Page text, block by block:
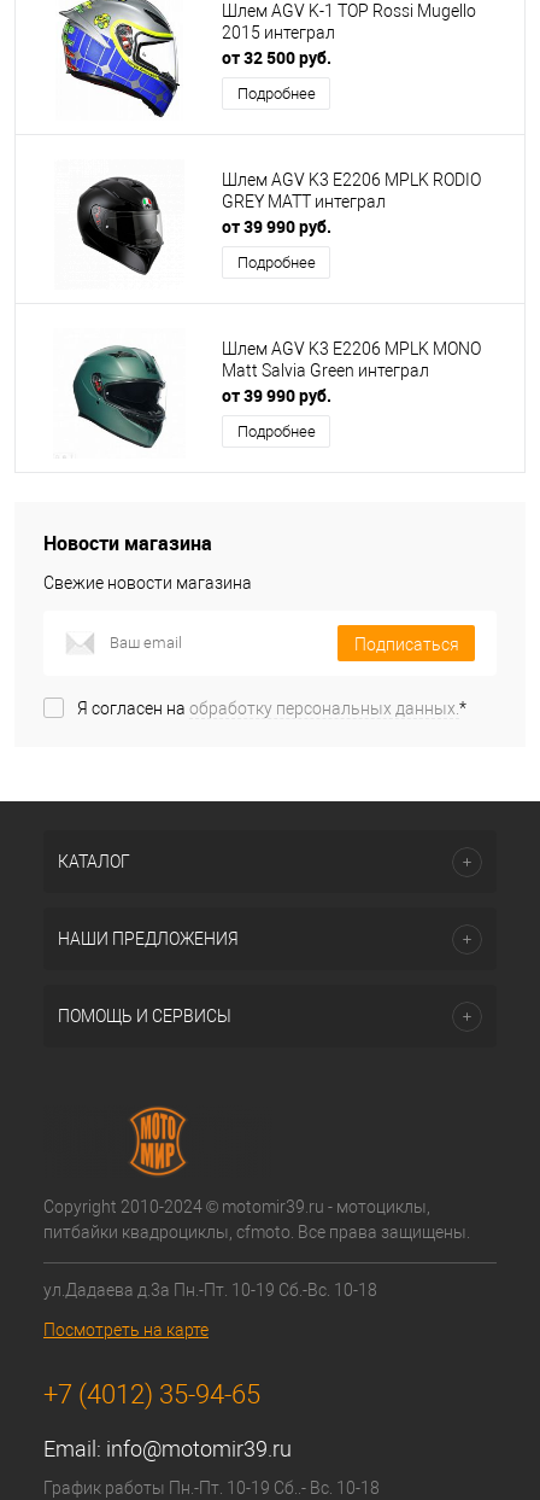
Шлем AGV K-1 TOP Rossi Mugello
2015 интеграл
от 32 500 руб.
Подробнее
Шлем AGV K3 E2206 MPLK RODIO
GREY MATT интеграл
от 39 990 руб.
Подробнее
Шлем AGV K3 E2206 MPLK MONO
Matt Salvia Green интеграл
от 39 990 руб.
Подробнее
Новости магазина
Свежие новости магазина
Подписаться
Я согласен на обработку персональных данных.*
КАТАЛОГ
НАШИ ПРЕДЛОЖЕНИЯ
ПОМОЩЬ И СЕРВИСЫ
Copyright 2010-2024 © motomir39.ru - мотоциклы,
питбайки квадроциклы, cfmoto. Все права защищены.
ул.Дадаева д.3а Пн.-Пт. 10-19 Сб.-Вс. 10-18
Посмотреть на карте
+7 (4012) 35-94-65
Email: info@motomir39.ru
График работы Пн.-Пт. 10-19 Сб..- Вс. 10-18